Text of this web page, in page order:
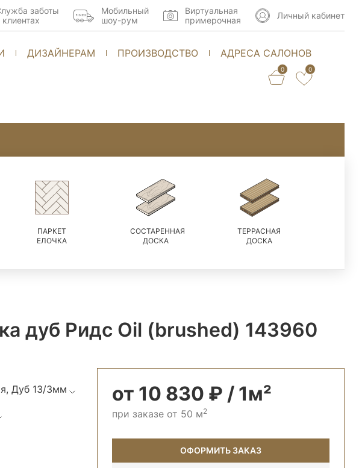
ДИЗАЙНЕРАМ ПРОИЗВОДСТВО АДРЕСА САЛОНОВ
0 0
заботы
клиентах
Мобильный
шоу-рум
Виртуальная
примерочная
Личный кабинет
ПАРКЕТ
ЕЛОЧКА
СОСТАРЕННАЯ
ДОСКА
ТЕРРАСНАЯ
ДОСКА
дуб Ридс Oil (brushed) 143960
Дуб 13/3мм от 10 830 ₽ / 1м²
при заказе от 50 м2
ОФОРМИТЬ ЗАКАЗ